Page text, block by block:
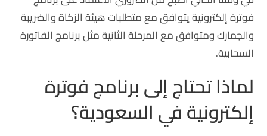
فوترة إلكترونية يتوافق مع متطلبات هيئة الزكاة والضريبة
والجمارك ومتوافق مع المرحلة الثانية مثل برنامج الفاتورة
السحابية.
لماذا تحتاج إلى برنامج فوترة
إلكترونية في السعودية؟